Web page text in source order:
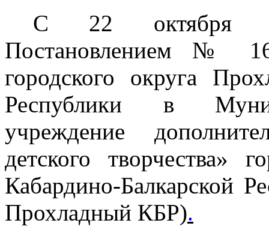
С 22 октября
Постановлением №
городского округа
Республики в
учреждение
детского творчества»
Кабардино-
Прохладный КБР).